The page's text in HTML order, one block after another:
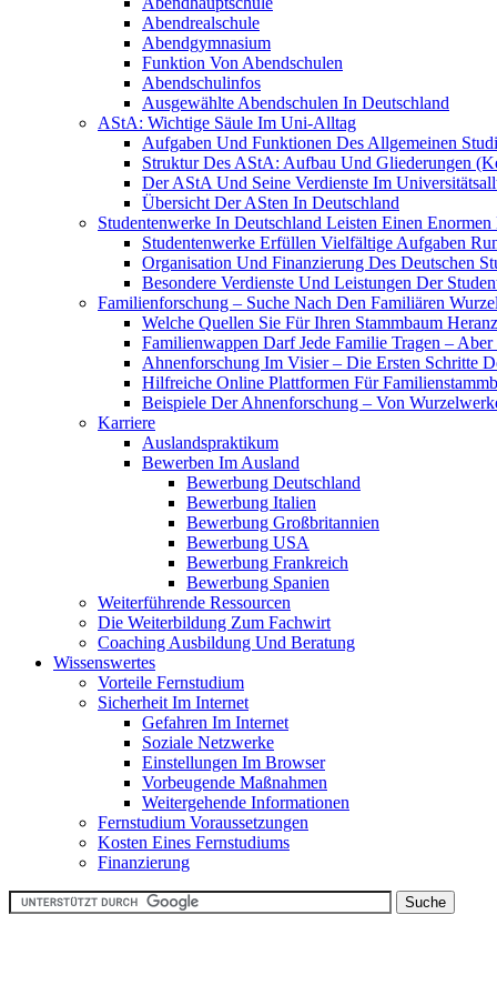
Abendrealschule
Abendgymnasium
Funktion Von Abendschulen
Abendschulinfos
Ausgewählte Abendschulen In Deutschland
AStA: Wichtige Säule Im Uni-Alltag
Aufgaben Und Funktionen Des Allgemeinen
Struktur Des AStA: Aufbau Und Gliederungen
Der AStA Und Seine Verdienste Im
Übersicht Der ASten In Deutschland
Studentenwerke In Deutschland Leisten Einen Enormen
Studentenwerke Erfüllen Vielfältige Aufgaben
Organisation Und Finanzierung Des Deutschen
Besondere Verdienste Und Leistungen Der
Familienforschung – Suche Nach Den Familiären
Welche Quellen Sie Für Ihren Stammbaum
Familienwappen Darf Jede Familie Tragen –
Ahnenforschung Im Visier – Die Ersten Schritte
Hilfreiche Online Plattformen Für
Beispiele Der Ahnenforschung – Von
Karriere
Auslandspraktikum
Bewerben Im Ausland
Bewerbung Deutschland
Bewerbung Italien
Bewerbung Großbritannien
Bewerbung USA
Bewerbung Frankreich
Bewerbung Spanien
Weiterführende Ressourcen
Die Weiterbildung Zum Fachwirt
Coaching Ausbildung Und Beratung
Wissenswertes
Vorteile Fernstudium
Sicherheit Im Internet
Gefahren Im Internet
Soziale Netzwerke
Einstellungen Im Browser
Vorbeugende Maßnahmen
Weitergehende Informationen
Fernstudium Voraussetzungen
Kosten Eines Fernstudiums
Finanzierung